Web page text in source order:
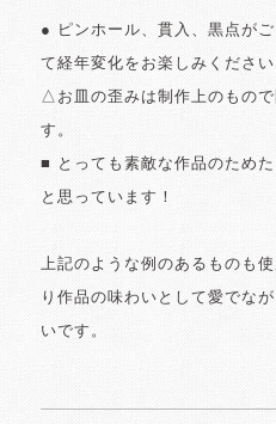
● ピンホール、貫入、黒点が
て経年変化をお楽しみください
△お皿の歪みは制作上のもの
す。
■ とっても素敵な作品のため
と思っています！
上記のような例のあるものも
り作品の味わいとして愛でな
いです。